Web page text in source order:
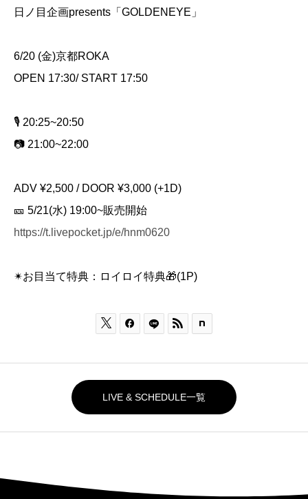
日ノ目企画presents「GOLDENEYE」
6/20 (金)京都ROKA
OPEN 17:30/ START 17:50
🎙️ 20:25~20:50
📷 21:00~22:00
ADV ¥2,500 / DOOR ¥3,000 (+1D)
🎫 5/21(水) 19:00~販売開始
https://t.livepocket.jp/e/hnm0620
✴︎お目当て特典：ロイロイ特典🎁(1P)
  
LIVE & SCHEDULE一覧